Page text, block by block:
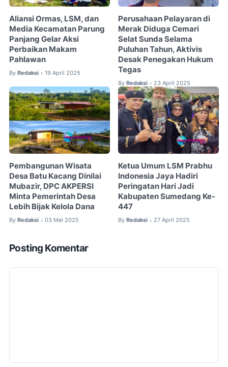
Aliansi Ormas, LSM, dan
Media Kecamatan Parung
Panjang Gelar Aksi
Perbaikan Makam
Pahlawan
By Redaksi • 19 April 2025
Perusahaan Pelayaran di
Merak Diduga Cemari
Selat Sunda Selama
Puluhan Tahun, Aktivis
Desak Penegakan Hukum
Tegas
By Redaksi • 23 April 2025
Pembangunan Wisata
Desa Batu Kacang Dinilai
Mubazir, DPC AKPERSI
Minta Pemerintah Desa
Lebih Bijak Kelola Dana
By Redaksi • 03 Mei 2025
Ketua Umum LSM Prabhu
Indonesia Jaya Hadiri
Peringatan Hari Jadi
Kabupaten Sumedang Ke-
447
By Redaksi • 27 April 2025
Posting Komentar